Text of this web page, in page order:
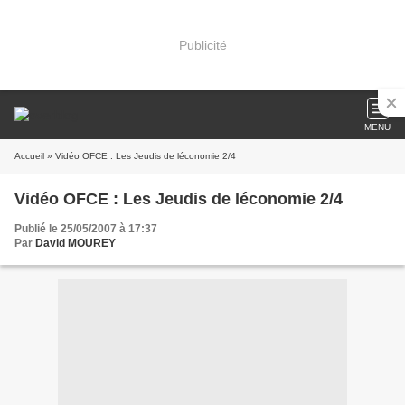
Publicité
MENU
Accueil » Vidéo OFCE : Les Jeudis de léconomie 2/4
Vidéo OFCE : Les Jeudis de léconomie 2/4
Publié le 25/05/2007 à 17:37
Par David MOUREY